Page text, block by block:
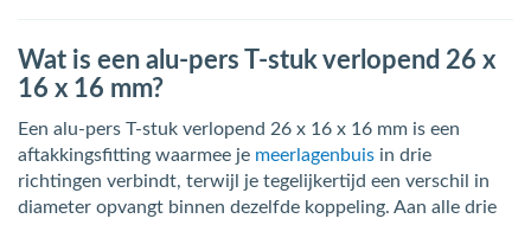
Wat is een alu-pers T-stuk verlopend 26 x
16 x 16 mm?
Een alu-pers T-stuk verlopend 26 x 16 x 16 mm is een
aftakkingsfitting waarmee je meerlagenbuis in drie
richtingen verbindt, terwijl je tegelijkertijd een verschil in
diameter opvangt binnen dezelfde koppeling. Aan alle drie